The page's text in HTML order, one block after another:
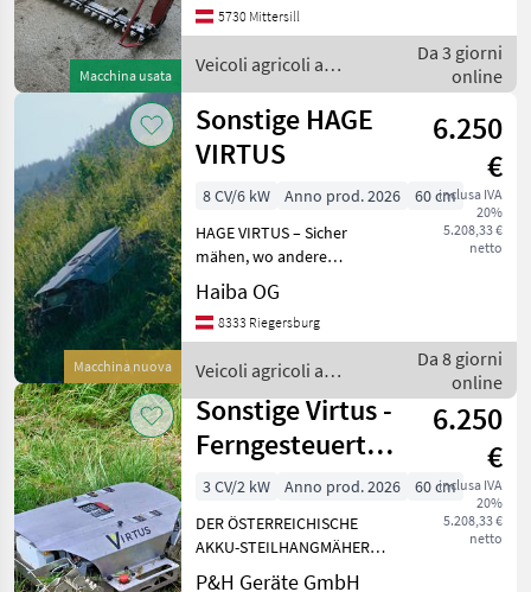
Macchina usata
2m, Bandrechen gegen
Aufpreis erhältlich,
Privatverkauf 2 cilindri,
5730 Mittersill
Veicoli agricoli a
motore / Aebi
Da 3 giorni
online
Macchina nuova
Sonstige HAGE
VIRTUS
6.250
€
inclusa IVA
20%
5.208,33 €
netto
8 CV/6 kW Anno prod. 2026
60 cm
HAGE VIRTUS – Sicher
mähen, wo andere
aufgeben. Der HAGE VIRTUS
ist der professionelle
ferngesteuerte Elektro-
anspruchsvolle
Mäharbeiten in ext
Haiba OG
8333 Riegersburg
Veicoli agricoli a
motore / Sonstige
Da 8 giorni
online
Sonstige Virtus -
Ferngesteuerter
Akku-
Steilhangmäher
6.250
€
inclusa IVA
20%
5.208,33 €
netto
3 CV/2 kW Anno prod. 2026
60 cm
DER ÖSTERREICHISCHE
AKKU-STEILHANGMÄHER
FÜR SICHERE UND
P&H Geräte GmbH